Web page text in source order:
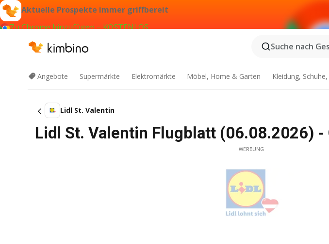
Aktuelle Prospekte immer griffbereit
Zu Chrome hinzufügen – KOSTENLOS
Suche nach
Angebote Supermärkte Elektromärkte Möbel, Home & Garten Kleidung,
Lidl St. Valentin
Lidl St. Valentin Flugblatt (06.08.2026)
WERBUNG